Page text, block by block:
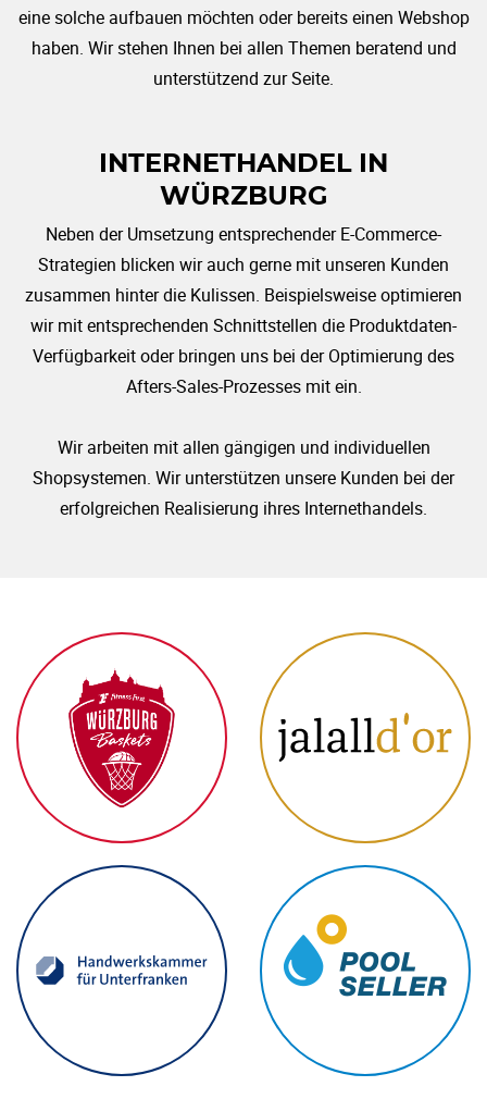
eine solche aufbauen möchten oder bereits einen Webshop
haben. Wir stehen Ihnen bei allen Themen beratend und
unterstützend zur Seite.
INTERNETHANDEL IN
WÜRZBURG
Neben der Umsetzung entsprechender E-Commerce-
Strategien blicken wir auch gerne mit unseren Kunden
zusammen hinter die Kulissen. Beispielsweise optimieren
wir mit entsprechenden Schnittstellen die Produktdaten-
Verfügbarkeit oder bringen uns bei der Optimierung des
Afters-Sales-Prozesses mit ein.
Wir arbeiten mit allen gängigen und individuellen
Shopsystemen. Wir unterstützen unsere Kunden bei der
erfolgreichen Realisierung ihres Internethandels.